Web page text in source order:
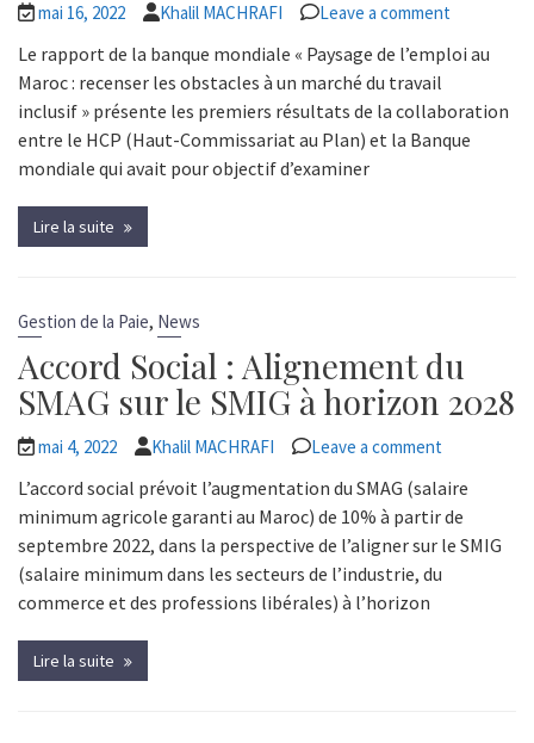
mai 16, 2022 Khalil MACHRAFI Leave a comment
Le rapport de la banque mondiale « Paysage de l’emploi au
Maroc : recenser les obstacles à un marché du travail
inclusif » présente les premiers résultats de la collaboration
entre le HCP (Haut-Commissariat au Plan) et la Banque
mondiale qui avait pour objectif d’examiner
Lire la suite
Gestion de la Paie, News
Accord Social : Alignement du
SMAG sur le SMIG à horizon 2028
mai 4, 2022 Khalil MACHRAFI Leave a comment
L’accord social prévoit l’augmentation du SMAG (salaire
minimum agricole garanti au Maroc) de 10% à partir de
septembre 2022, dans la perspective de l’aligner sur le SMIG
(salaire minimum dans les secteurs de l’industrie, du
commerce et des professions libérales) à l’horizon
Lire la suite